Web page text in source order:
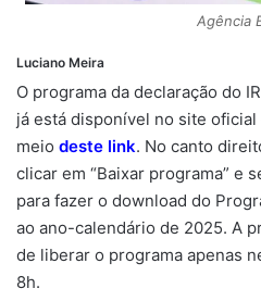
Agência
Luciano Meira
O programa da declaração do
já está disponível no site
meio deste link. No canto
clicar em “Baixar programa” e
para fazer o download do
ao ano-calendário de 2025. A
de liberar o programa apenas
8h.